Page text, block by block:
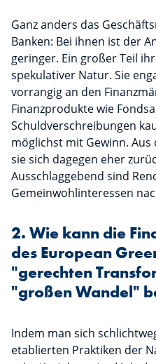
Ganz anders das
Banken: Bei ihnen ist der
geringer. Ein großer Teil
spekulativer Natur. Sie
vorrangig an den
Finanzprodukte wie
Schuldverschreibungen
möglichst mit Gewinn.
sie sich dagegen eher
Ausschlaggebend sind
Gemeinwohlinteressen
2. Wie kann die
des European
"gerechten
"großen Wandel"
Indem man sich
etablierten Praktiken der